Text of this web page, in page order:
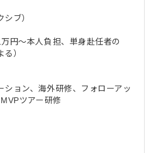
ブ）
円～本人負担、単身赴任者の
）
ション、海外研修、フォローアッ
ツアー研修